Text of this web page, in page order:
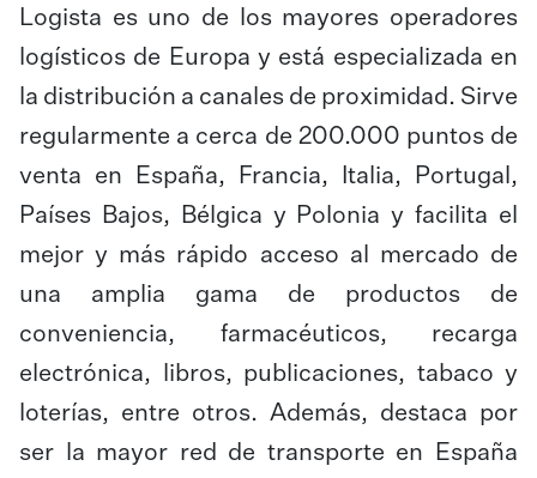
Logista es uno de los mayores operadores
logísticos de Europa y está especializada en
la distribución a canales de proximidad. Sirve
regularmente a cerca de 200.000 puntos de
venta en España, Francia, Italia, Portugal,
Países Bajos, Bélgica y Polonia y facilita el
mejor y más rápido acceso al mercado de
una amplia gama de productos de
conveniencia, farmacéuticos, recarga
electrónica, libros, publicaciones, tabaco y
loterías, entre otros. Además, destaca por
ser la mayor red de transporte en España